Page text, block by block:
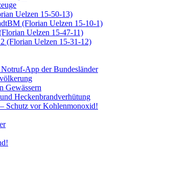
Uelzen 15-50-13)
(Florian Uelzen 15-10-1)
Uelzen 15-47-11)
(Florian Uelzen 15-31-12)
App der Bundesländer
Gewässern
Heckenbrandverhütung
Schutz vor Kohlenmonoxid!